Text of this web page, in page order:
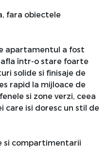
fara obiectele
apartamentul a fost
afla într-o stare foarte
solide si finisaje de
rapid la mijloace de
si zone verzi, ceea
care isi doresc un stil de
si compartimentarii